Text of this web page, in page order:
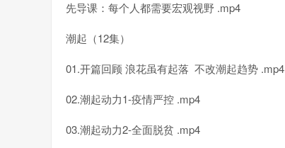
先导课：每个人都需要宏观视野 .mp4
潮起（12集）
01.开篇回顾 浪花虽有起落 不改潮起趋势 .mp4
02.潮起动力1-疫情严控 .mp4
03.潮起动力2-全面脱贫 .mp4